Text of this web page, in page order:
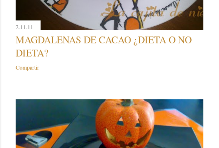
2.11.11
MAGDALENAS DE CACAO ¿DIETA O NO
DIETA?
Compartir